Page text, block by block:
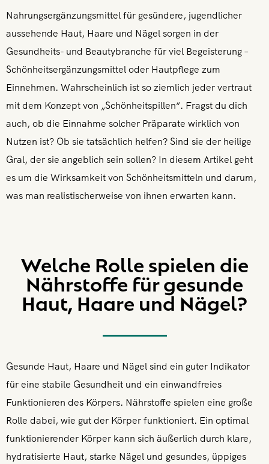
Nahrungsergänzungsmittel für gesündere, jugendlicher
aussehende Haut, Haare und Nägel sorgen in der
Gesundheits- und Beautybranche für viel Begeisterung –
Schönheitsergänzungsmittel oder Hautpflege zum
Einnehmen. Wahrscheinlich ist so ziemlich jeder vertraut
mit dem Konzept von „Schönheitspillen“. Fragst du dich
auch, ob die Einnahme solcher Präparate wirklich von
Nutzen ist? Ob sie tatsächlich helfen? Sind sie der heilige
Gral, der sie angeblich sein sollen? In diesem Artikel geht
es um die Wirksamkeit von Schönheitsmitteln und darum,
was man realistischerweise von ihnen erwarten kann.
Welche Rolle spielen die
Nährstoffe für gesunde
Haut, Haare und Nägel?
Gesunde Haut, Haare und Nägel sind ein guter Indikator
für eine stabile Gesundheit und ein einwandfreies
Funktionieren des Körpers. Nährstoffe spielen eine große
Rolle dabei, wie gut der Körper funktioniert. Ein optimal
funktionierender Körper kann sich äußerlich durch klare,
hydratisierte Haut, starke Nägel und gesundes, üppiges